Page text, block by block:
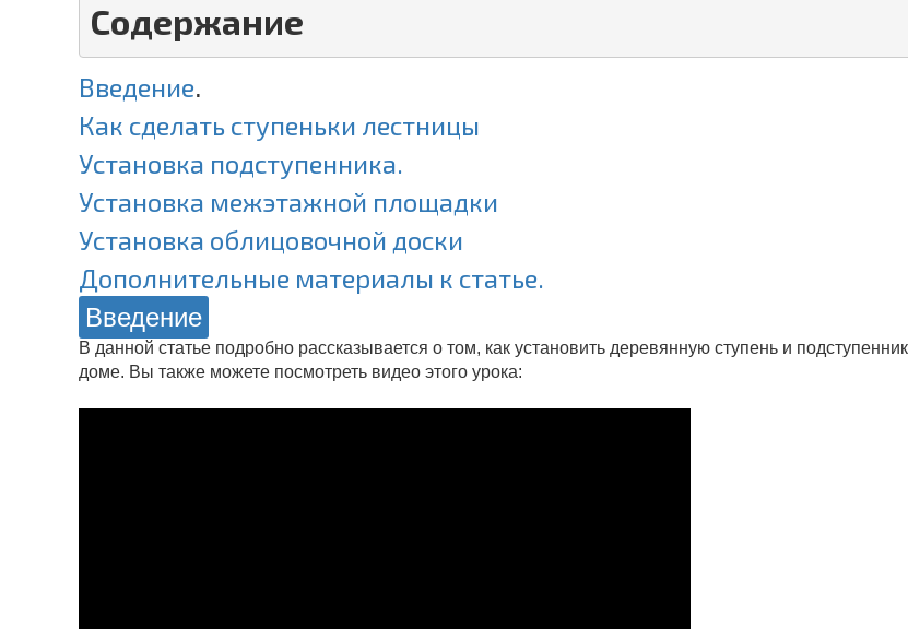
Содержание
Введение.
Как сделать ступеньки лестницы
Установка подступенника.
Установка межэтажной площадки
Установка облицовочной доски
Дополнительные материалы к статье.
Введение
В данной статье подробно рассказывается о том, как установить деревянную ступень и
доме. Вы также можете посмотреть видео этого урока: